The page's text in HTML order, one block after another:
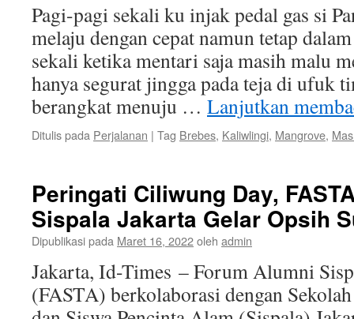
Pagi-pagi sekali ku injak pedal gas si
melaju dengan cepat namun tetap
sekali ketika mentari saja masih malu
hanya segurat jingga pada teja di ufuk
berangkat menuju … Lanjutkan
Ditulis pada Perjalanan | Tag Brebes, Kaliwlingi, Mangrove,
Peringati Ciliwung Day,
Sispala Jakarta Gelar Opsih
Dipublikasi pada Maret 16, 2022oleh admin
Jakarta, Id-Times – Forum Alumni
(FASTA) berkolaborasi dengan